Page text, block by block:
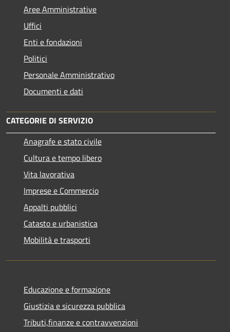
Aree Amministrative
Uffici
Enti e fondazioni
Politici
Personale Amministrativo
Documenti e dati
CATEGORIE DI SERVIZIO
Anagrafe e stato civile
Cultura e tempo libero
Vita lavorativa
Imprese e Commercio
Appalti pubblici
Catasto e urbanistica
Mobilità e trasporti
Educazione e formazione
Giustizia e sicurezza pubblica
Tributi,finanze e contravvenzioni